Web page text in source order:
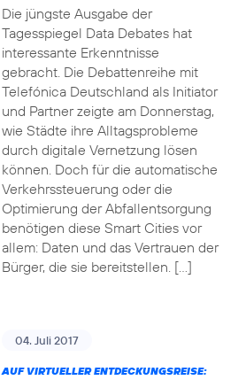
Die jüngste Ausgabe der
Tagesspiegel Data Debates hat
interessante Erkenntnisse
gebracht. Die Debattenreihe mit
Telefónica Deutschland als Initiator
und Partner zeigte am Donnerstag,
wie Städte ihre Alltagsprobleme
durch digitale Vernetzung lösen
können. Doch für die automatische
Verkehrssteuerung oder die
Optimierung der Abfallentsorgung
benötigen diese Smart Cities vor
allem: Daten und das Vertrauen der
Bürger, die sie bereitstellen. […]
04. Juli 2017
AUF VIRTUELLER ENTDECKUNGSREISE: